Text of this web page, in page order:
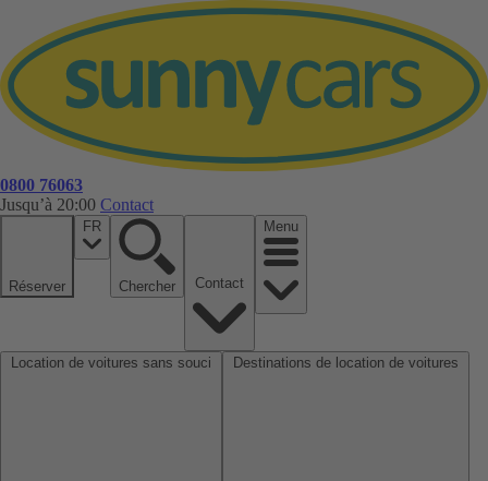
0800 76063
Jusqu’à 20:00 Contact
Réserver
FR
Chercher
Menu